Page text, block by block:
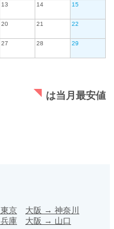
13 14 15
20 21 22
27 28 29
は当月最安値
東京 大阪 → 神奈川
兵庫 大阪 → 山口